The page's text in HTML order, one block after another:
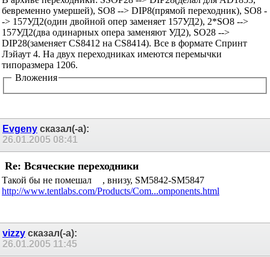
В архиве переходники: SSOP28 --> DIP28(делал для AD1853,
бевременно умершей), SO8 --> DIP8(прямой переходник), SO8 -
-> 157УД2(один двойной опер заменяет 157УД2), 2*SO8 -->
157УД2(два одинарных опера заменяют УД2), SO28 -->
DIP28(заменяет CS8412 на CS8414). Все в формате Спринт
Лэйаут 4. На двух переходниках имеются перемычки
типоразмера 1206.
Вложения
Evgenyсказал(-а):
26.01.2005 08:41
Re: Всяческие переходники
Такой бы не помешал
, внизу, SM5842-SM5847
http://www.tentlabs.com/Products/Com...omponents.html
vizzy сказал(-а):
26.01.2005 11:45